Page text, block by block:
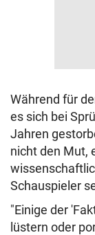
Während für
es sich bei
Jahren
nicht den Mut,
Schauspieler
"Einige der
lüstern oder